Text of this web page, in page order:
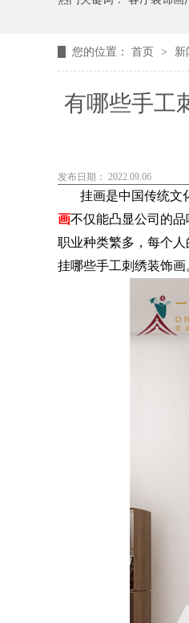
您的位置： 首页 > 新
有哪些手工
发布日期： 2022.09.06
挂画是中国传统文
画不仅能凸显公司的
职业种类繁多，每个
挂哪些手工刺绣装饰画